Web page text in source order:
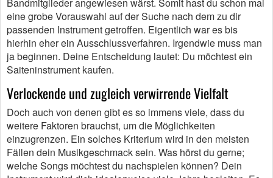
Bandmitglieder angewiesen wärst. Somit hast du schon mal
eine grobe Vorauswahl auf der Suche nach dem zu dir
passenden Instrument getroffen. Eigentlich war es bis
hierhin eher ein Ausschlussverfahren. Irgendwie muss man
ja beginnen. Deine Entscheidung lautet: Du möchtest ein
Saiteninstrument kaufen.
Verlockende und zugleich verwirrende Vielfalt
Doch auch von denen gibt es so immens viele, dass du
weitere Faktoren brauchst, um die Möglichkeiten
einzugrenzen. Ein solches Kriterium wird in den meisten
Fällen dein Musikgeschmack sein. Was hörst du gerne;
welche Songs möchtest du nachspielen können? Dein